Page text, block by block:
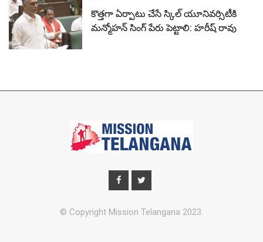
కొత్తగా ఏర్పాటు చేసే స్కిల్ యూనివర్సిటీకి
మన్మోహన్ సింగ్ పేరు పెట్టాలి: హరీష్ రావు
© Copyright Mission Telangana 2023.